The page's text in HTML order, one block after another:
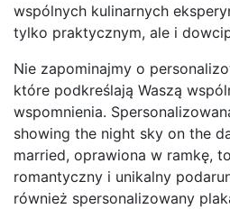
wspólnych kulinarnych
tylko praktycznym, ale i
Nie zapominajmy o
które podkreślają Waszą
wspomnienia.
showing the night sky on the
married, oprawiona w ramkę,
romantyczny i unikalny
również spersonalizowany